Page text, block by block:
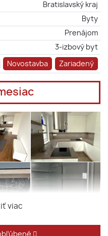
Bratislavský kraj
Byty
Prenájom
3-izbový byt
Novostavba Zariadený
viac